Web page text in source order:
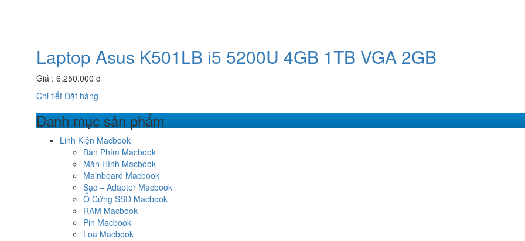
Laptop Asus K501LB i5 5200U 4GB 1TB VGA 2GB
Giá : 6.250.000 đ
Chi tiết Đặt hàng
Danh mục sản phẩm
Linh Kiện Macbook
Bàn Phím Macbook
Màn Hình Macbook
Mainboard Macbook
Sạc – Adapter Macbook
Ổ Cứng SSD Macbook
RAM Macbook
Pin Macbook
Loa Macbook